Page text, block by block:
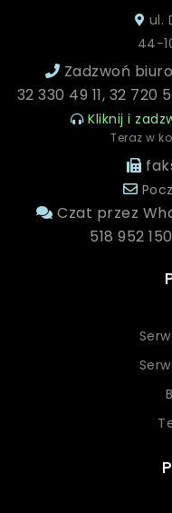
ul.
44-
Zadzwoń
32 330 49 11, 32 720
Kliknij i
Teraz w
Czat przez
518 952 150